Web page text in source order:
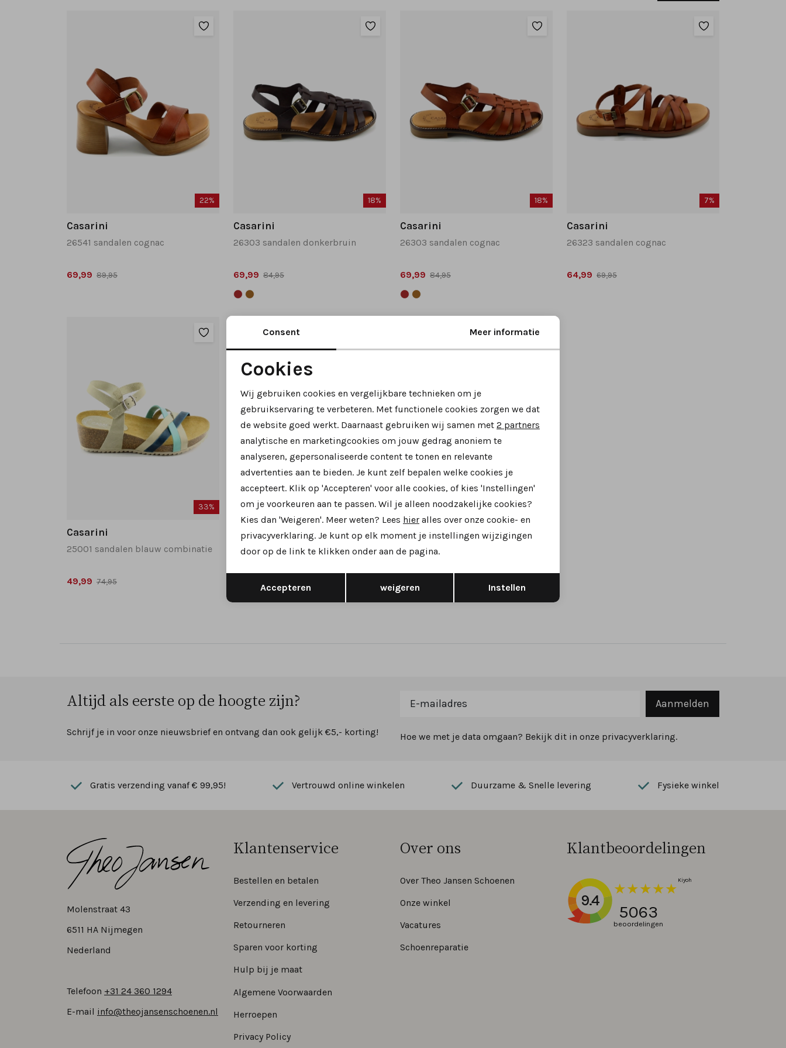
22%
Casarini
26541 sandalen cognac
69,99 89,95
18%
Casarini
26303 sandalen donkerbruin
69,99 84,95
18%
Casarini
26303 sandalen cognac
69,99 84,95
7%
Casarini
26323 sandalen cognac
64,99 69,95
33%
Casarini
25001 sandalen blauw combinatie
49,99 74,95
37%
Casarini
25005 sandalen donkerblauw
Altijd als eerste op de hoogte zijn?
Schrijf je in voor onze nieuwsbrief en ontvang dan ook gelijk €5,- korting!
Aanmelden
Hoe we met je data omgaan? Bekijk dit in onze privacyverklaring.
Gratis verzending vanaf € 99,95! Vertrouwd online winkelen Duurzame & Snelle levering Fysieke winkel
Molenstraat 43
6511 HA Nijmegen
Nederland
Telefoon +31 24 360 1294
E-mail info@theojansenschoenen.nl
Klantenservice
Bestellen en betalen
Verzending en levering
Retourneren
Sparen voor korting
Hulp bij je maat
Algemene Voorwaarden
Herroepen
Privacy Policy
Over ons
Over Theo Jansen Schoenen
Onze winkel
Vacatures
Schoenreparatie
Klantbeoordelingen
9.4
5063
beoordelingen
Noodzakelijke cookies
Analytische cookies Marketing cookies
Terug Opslaan
Consent Meer informatie
Cookies
Wij gebruiken cookies en vergelijkbare technieken om je
gebruikservaring te verbeteren. Met functionele cookies zorgen we dat
de website goed werkt. Daarnaast gebruiken wij samen met 2 partners
analytische en marketingcookies om jouw gedrag anoniem te
analyseren, gepersonaliseerde content te tonen en relevante
advertenties aan te bieden. Je kunt zelf bepalen welke cookies je
accepteert. Klik op 'Accepteren' voor alle cookies, of kies 'Instellingen'
om je voorkeuren aan te passen. Wil je alleen noodzakelijke cookies?
Kies dan 'Weigeren'. Meer weten? Lees hier alles over onze cookie- en
privacyverklaring. Je kunt op elk moment je instellingen wijzigingen
door op de link te klikken onder aan de pagina.
Accepteren weigeren Instellen